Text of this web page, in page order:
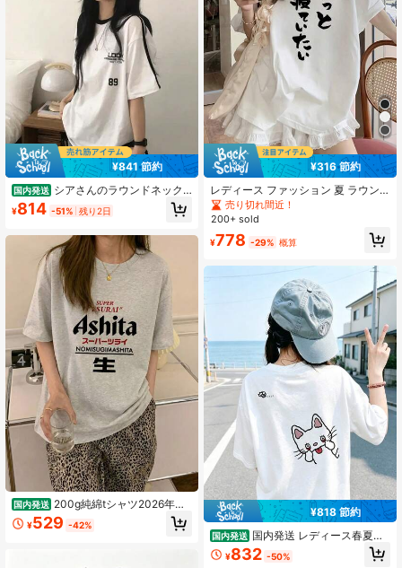
¥841 節約
国内発送 シアさんのラウンドネック
カラーブロックルーズプリント半袖T
シャツ
¥814 -51% 残り2日
国内発送 200g純綿tシャツ2026年夏
レディース新品半袖純綿少女柄プリ
ント半袖丸首カップルが着る丸首レ
¥529 -42%
¥316 節約
レディース ファッション 夏 ラウン
ドネック ルーズ ミニマリスト 和柄
半袖Tシャツ カジュアル ホワイト
売り切れ間近！
200+ sold
¥778 -29% 概算
¥818 節約
国内発送 国内発送 レディース春夏新
作 ユニークデザイン ファッションプ
リント ラウンドネック カジュアル万
¥832 -50%